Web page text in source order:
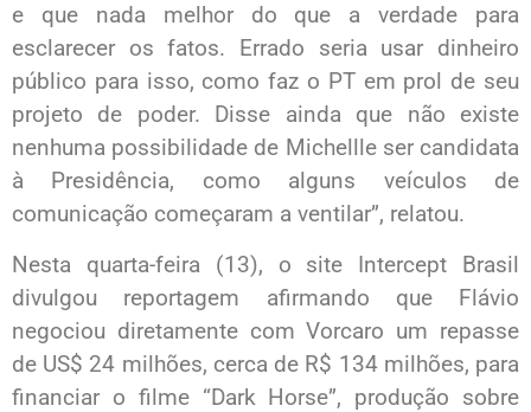
e que nada melhor do que a verdade para
esclarecer os fatos. Errado seria usar dinheiro
público para isso, como faz o PT em prol de seu
projeto de poder. Disse ainda que não existe
nenhuma possibilidade de Michellle ser candidata
à Presidência, como alguns veículos de
comunicação começaram a ventilar”, relatou.
Nesta quarta-feira (13), o site Intercept Brasil
divulgou reportagem afirmando que Flávio
negociou diretamente com Vorcaro um repasse
de US$ 24 milhões, cerca de R$ 134 milhões, para
financiar o filme “Dark Horse”, produção sobre